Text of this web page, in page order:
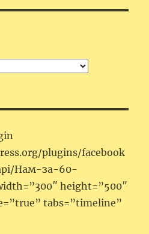
plugins/facebook
Нам-за-60-
height=”500″
tabs=”timeline”